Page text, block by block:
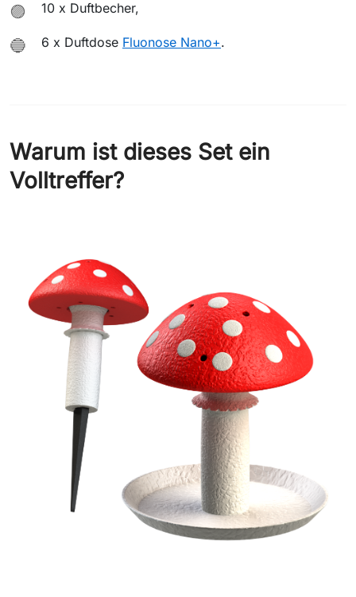
🟣 10 x Duftbecher,
🔵 6 x Duftdose Fluonose Nano+.
Warum ist dieses Set ein
Volltreffer?